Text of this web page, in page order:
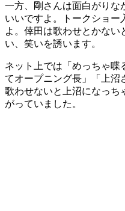
一方、剛さんは面白がりな
いいですよ。トークショー
よ。倖田は歌わせとかな
い、笑いを誘います。
ネット上では「めっちゃ
てオープニング長」「上沼
歌わせないと上沼になっち
がっていました。